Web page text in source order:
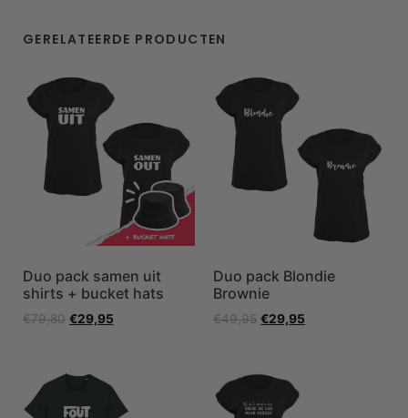
GERELATEERDE PRODUCTEN
Duo pack samen uit
shirts + bucket hats
€79,80 €29,95
Duo pack Blondie
Brownie
€49,95 €29,95